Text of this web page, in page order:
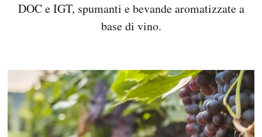
DOC e IGT, spumanti e bevande aromatizzate a
base di vino.